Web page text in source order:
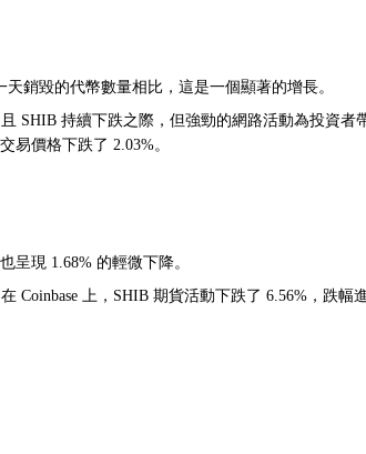
銷毀的代幣數量相比，這是一個顯著的增長。
SHIB 持續下跌之際，但強勁的網路活動為投資者
易價格下跌了 2.03%。
呈現 1.68% 的輕微下降。
上，SHIB 期貨活動下跌了 6.56%，跌